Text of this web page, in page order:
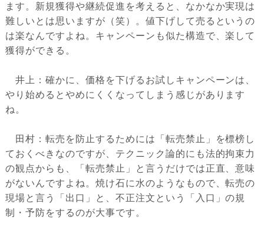
ます。新規獲得や継続促進を考えると、なかなか実現は
難しいとは思いますが（笑）。値下げして売るというの
は楽なんですよね。キャンペーンも似た構造で、楽して
獲得ができる。
井上：確かに、価格を下げるお試しキャンペーンは、
やり始めるとやめにくくなってしまう感じがあります
ね。
田村：転売を防止するためには「転売禁止」を標榜し
ておくべきなのですが、テクニック論的にも法的拘束力
の観点からも、「転売禁止」と言うだけでは正直、意味
がないんですよね。焼け石に水のようなもので、転売の
現場と言う「出口」と、不正注文という「入口」の規
制・予防をするのが大事です。